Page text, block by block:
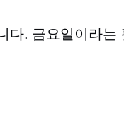
다. 금요일이라는